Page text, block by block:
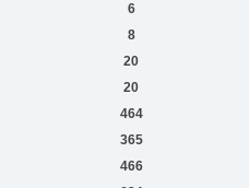
6
8
20
20
464
365
466